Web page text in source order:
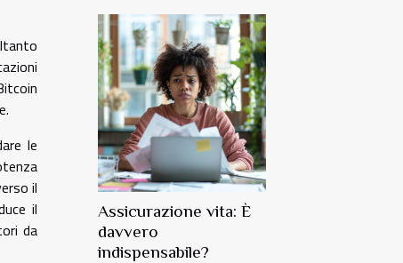
le
il
il
da
Assicurazione vita: È
davvero
indispensabile?